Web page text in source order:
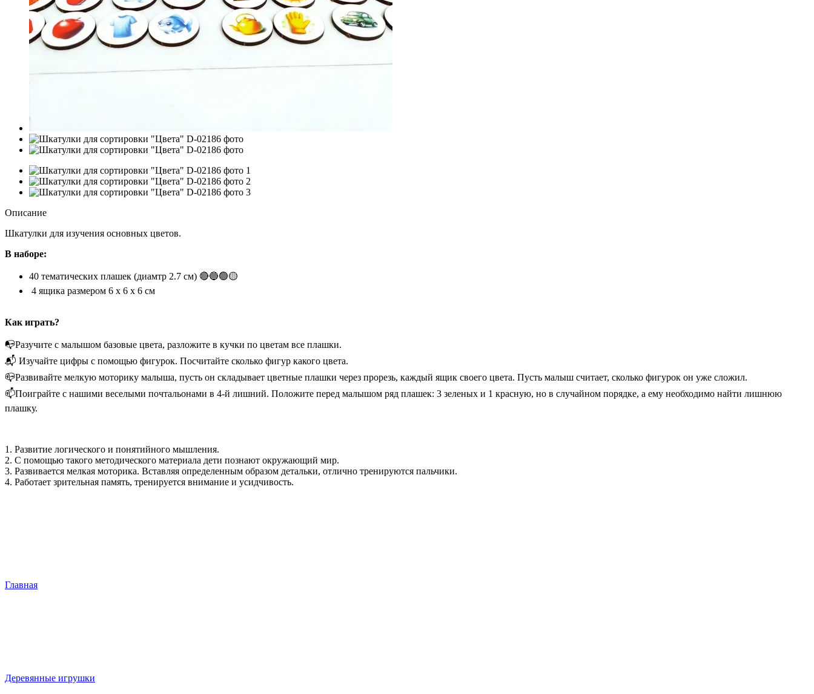
Описание
Шкатулки для изучения основных цветов.
В наборе:
40 тематических плашек (диамтр 2.7 см) 🔴🔵🟢🟡
4 ящика размером 6 х 6 х 6 см
Как играть?
📭Разучите с малышом базовые цвета, разложите в кучки по цветам все плашки.
📬 Изучайте цифры с помощью фигурок. Посчитайте сколько фигур какого цвета.
📪Развивайте мелкую моторику малыша, пусть он складывает цветные плашки через прорезь, каждый ящик своего цвета. Пусть малыш считает, сколько фигурок он уже сложил.
📫Поиграйте с нашими веселыми почтальонами в 4-й лишний. Положите перед малышом ряд плашек: 3 зеленых и 1 красную, но в случайном порядке, а ему необходимо найти лишнюю
плашку.
1. Развитие логического и понятийного мышления.
2. С помощью такого методического материала дети познают окружающий мир.
3. Развивается мелкая моторика. Вставляя определенным образом детальки, отлично тренируются пальчики.
4. Работает зрительная память, тренируется внимание и усидчивость.
Главная
Деревянные игрушки